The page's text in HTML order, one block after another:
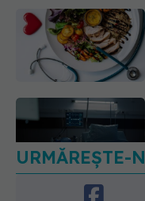
URMĂREȘTE-
URMĂRITORI